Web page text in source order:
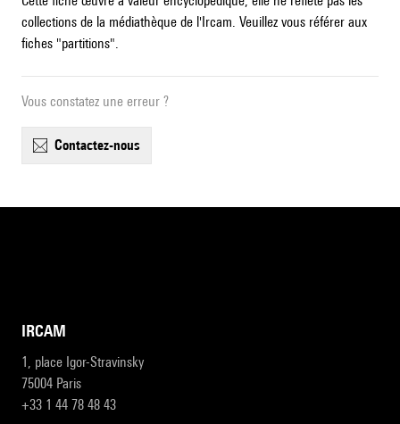
collections de la médiathèque de l'Ircam. Veuillez vous référer aux
fiches "partitions".
Vous constatez une erreur ?
contactez-nous
IRCAM
1, place Igor-Stravinsky
75004 Paris
+33 1 44 78 48 43